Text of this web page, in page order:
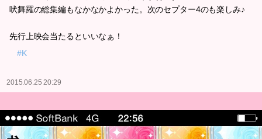
吠舞羅の総集編もなかなかよかった。次のセプター4のも楽しみ♪
先行上映会当たるといいなぁ！
#K
2015.06.25 20:29